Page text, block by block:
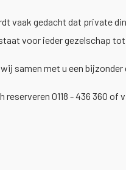
vaak gedacht dat private
voor ieder gezelschap
samen met u een
reserveren 0118 - 436 360 of